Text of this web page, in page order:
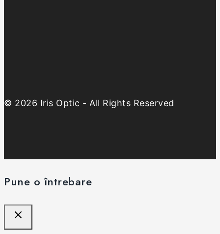
© 2026 Iris Optic - All Rights Reserved
Pune o întrebare